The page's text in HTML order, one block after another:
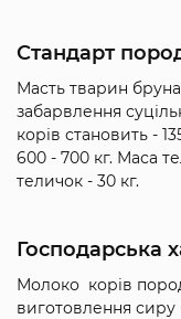
Стандарт
Масть тварин
забарвлення
корів становить -
600 - 700 кг. Маса
теличок - 30 кг.
Господарська
Молоко корів
виготовлення